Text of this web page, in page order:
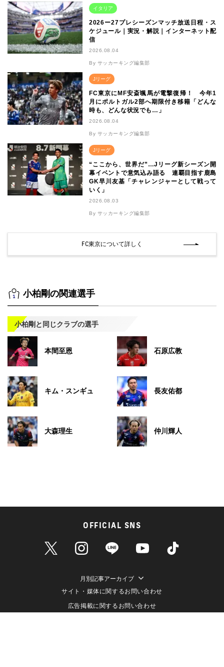
イタリア
2026ー27プレシーズンマッチ放送日程・ス
ケジュール｜実況・解説｜インターネット配
信
2026.08.04
By サッカーキング編集部
Jリーグ
FC東京にMF安斎颯馬が電撃復帰！ 今年1
月にポルトガル2部へ期限付き移籍「どんな
時も、どんな状況でも…」
2026.08.04
By サッカーキング編集部
Jリーグ
“ここから、世界だ”…Jリーグ新シーズン開
幕イベントで意気込み語る 連覇目指す鹿島
GK早川友基「チャレンジャーとして戦って
いく」
2026.08.03
By サッカーキング編集部
FC東京について詳しく
小柏剛の関連選手
小柏剛と同じクラブの選手
本間至恩 石原広教
キム・スンギュ 長友佑都
大森理生 仲川輝人
OFFICIAL SNS
月別記事アーカイブ
サイト・媒体に関するお問い合わせ
広告掲載に関するお問い合わせ